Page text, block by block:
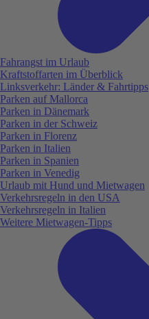
Fahrangst im Urlaub
Kraftstoffarten im Überblick
Linksverkehr: Länder & Fahrtipps
Parken auf Mallorca
Parken in Dänemark
Parken in der Schweiz
Parken in Florenz
Parken in Italien
Parken in Spanien
Parken in Venedig
Urlaub mit Hund und Mietwagen
Verkehrsregeln in den USA
Verkehrsregeln in Italien
Weitere Mietwagen-Tipps